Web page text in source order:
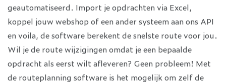
geautomatiseerd. Import je opdrachten via Excel,
koppel jouw webshop of een ander systeem aan ons API
en voila, de software berekent de snelste route voor jou.
Wil je de route wijzigingen omdat je een bepaalde
opdracht als eerst wilt afleveren? Geen probleem! Met
de routeplanning software is het mogelijk om zelf de